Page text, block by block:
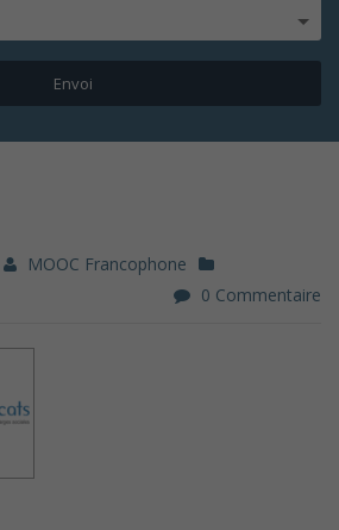
MOOC Francophone
0 Commentaire